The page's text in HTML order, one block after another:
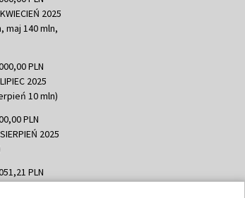
2025
maj 140 mln,
PLN
2025
10 mln)
PLN
2025
PLN